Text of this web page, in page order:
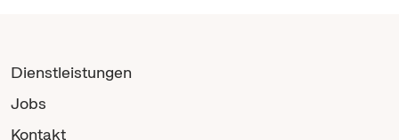
Dienstleistungen
Jobs
Kontakt